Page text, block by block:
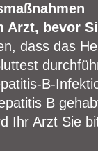
bevor
dass das
B-
B
Ihr Arzt Sie